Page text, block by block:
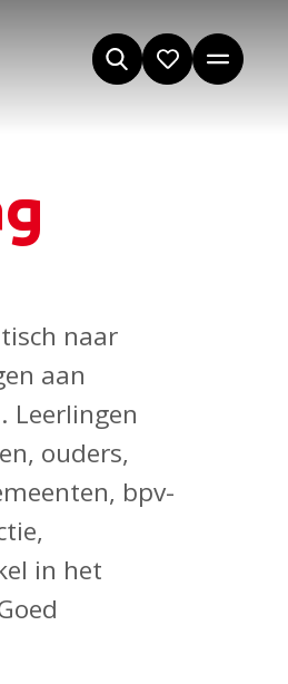
naar
aan
Leerlingen
ouders,
bpv-
in het